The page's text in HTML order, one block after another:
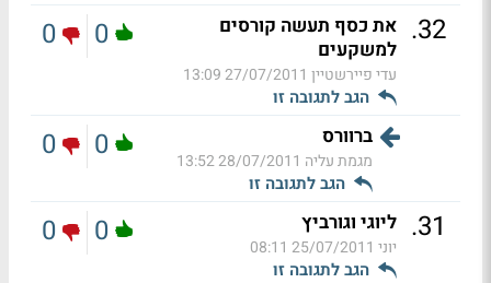
32
. את כסף תעשה קורסים
למשקעים
עדי פיירשטיין 27/07/2011 13:09
הגב לתגובה זו
0
0
ברוורס
מגמת עליה 28/07/2011 13:52
הגב לתגובה זו
0
0
31
. ליוגי וגורביץ
יוני 25/07/2011 08:11
הגב לתגובה זו
0
0